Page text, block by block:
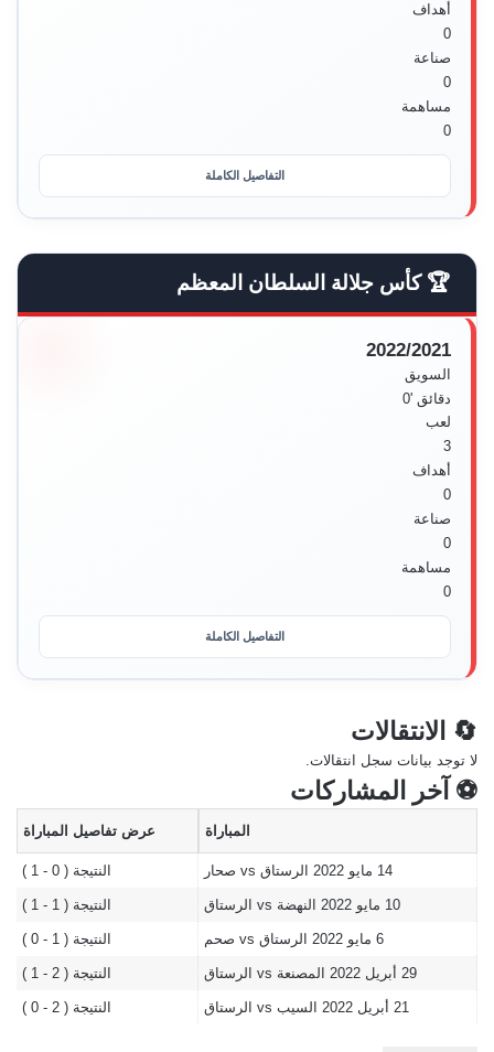
أهداف
0
صناعة
0
مساهمة
0
التفاصيل الكاملة
🏆 كأس جلالة السلطان المعظم
2022/2021
السويق
دقائق '0
لعب
3
أهداف
0
صناعة
0
مساهمة
0
التفاصيل الكاملة
🔄 الانتقالات
لا توجد بيانات سجل انتقالات.
⚽ آخر المشاركات
المباراة عرض تفاصيل المباراة
14 مايو 2022 الرستاق vs صحار النتيجة ( 0 - 1 )
10 مايو 2022 النهضة vs الرستاق النتيجة ( 1 - 1 )
6 مايو 2022 الرستاق vs صحم النتيجة ( 1 - 0 )
29 أبريل 2022 المصنعة vs الرستاق النتيجة ( 2 - 1 )
21 أبريل 2022 السيب vs الرستاق النتيجة ( 2 - 0 )